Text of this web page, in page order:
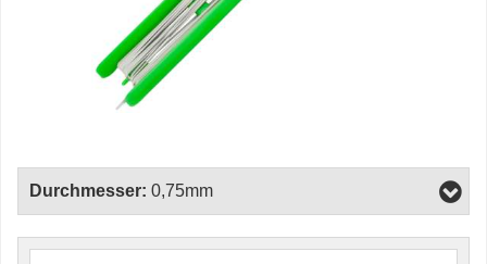
Durchmesser: 0,75mm